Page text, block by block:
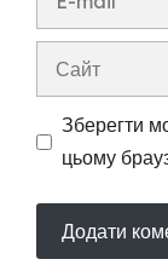
Сайт
Зберегти
цьому